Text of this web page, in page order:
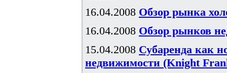
16.04.2008 Обзор рынка
16.04.2008 Обзор рынков
15.04.2008 Субаренда как
недвижимости (Knight